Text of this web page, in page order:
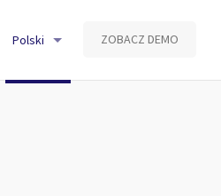
Polski ZOBACZ DEMO